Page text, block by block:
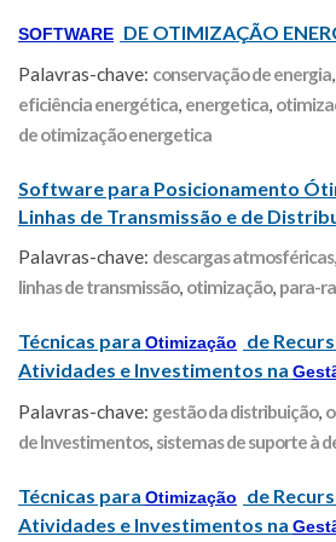
SOFTWARE DE OTIMIZAÇÃO
Palavras-chave: conservação de energia,
eficiência energética, energetica,
de otimização energetica
Software para Posicionamento
Linhas de Transmissão e de
Palavras-chave: descargas atmosféricas,
linhas de transmissão, otimização, para-
Técnicas para Otimização
de
Atividades e Investimentos na
Palavras-chave: gestão da distribuição,
de Investimentos, sistemas de suporte à
Técnicas para Otimização
de
Atividades e Investimentos na